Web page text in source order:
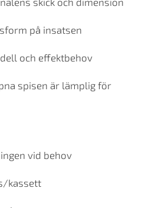
på insatsen
och effektbehov
spisen är lämplig för
vid behov
kassett